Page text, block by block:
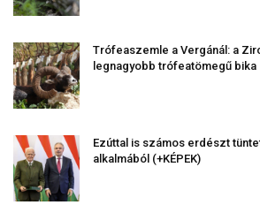
Trófeaszemle a Vergánál: a
legnagyobb trófeatömegű bika
Ezúttal is számos erdészt
alkalmából (+KÉPEK)